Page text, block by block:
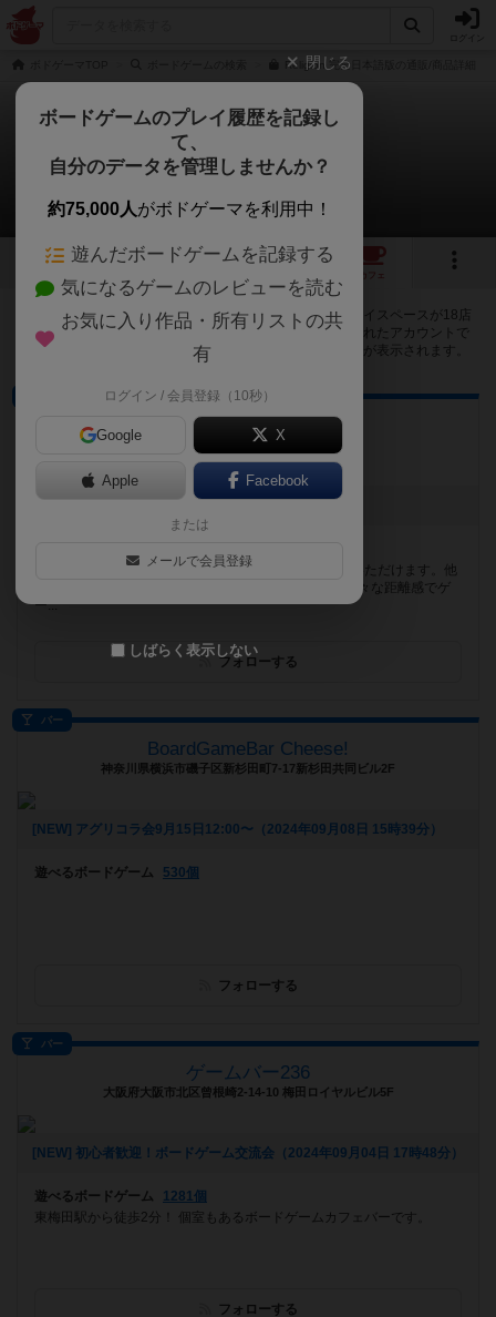
Religion 完全日本語版の通販/商品詳細
レリジョン
18店のカフェ/スペースが提供中
4 2
カフェ
レリジョンで遊ぶことができるボードゲームカフェ・プレイスペースが18店
登録されています。公開プロフィールの都道府県が設定されたアカウントで
ログインすると、同じ都道府県内の店舗に絞り込むボタンが表示されます。
プレイスペース
arts/games ゲイセン
京都府京都市西京区桂南巽町38-1
阪急桂駅から徒歩3分。 広い空間でゆったりとご利用いただけます。他
にも3Dプリンターや書籍、常設アート作品展示など様々な距離感でゲ
ー...
フォローする
バー
BoardGameBar Cheese!
神奈川県横浜市磯子区新杉田町7-17新杉田共同ビル2F
[NEW] アグリコラ会9月15日12:00〜（2024年09月08日 15時39分）
遊べるボードゲーム 530個
フォローする
バー
ゲームバー236
大阪府大阪市北区曾根崎2-14-10 梅田ロイヤルビル5F
[NEW] 初心者歓迎！ボードゲーム交流会（2024年09月04日 17時48分）
遊べるボードゲーム
1281個
東梅田駅から徒歩2分！ 個室もあるボードゲームカフェバーです。
フォローする
閉じる
ボードゲームのプレイ履歴を記録し
て、
自分のデータを管理しませんか？
約75,000人がボドゲーマを利用中！
遊んだボードゲームを記録する
気になるゲームのレビューを読む
お気に入り作品・所有リストの共
有
ログイン / 会員登録（10秒）
Google X
Apple Facebook
または
メールで会員登録
しばらく表示しない